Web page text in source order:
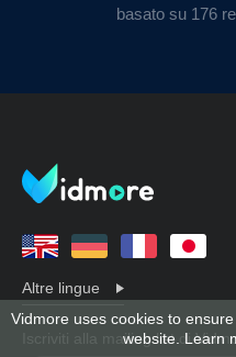
basato su 176
Altre lingue
Iscriviti alla mailing list di
Vidmore uses cookies to
website. Learn